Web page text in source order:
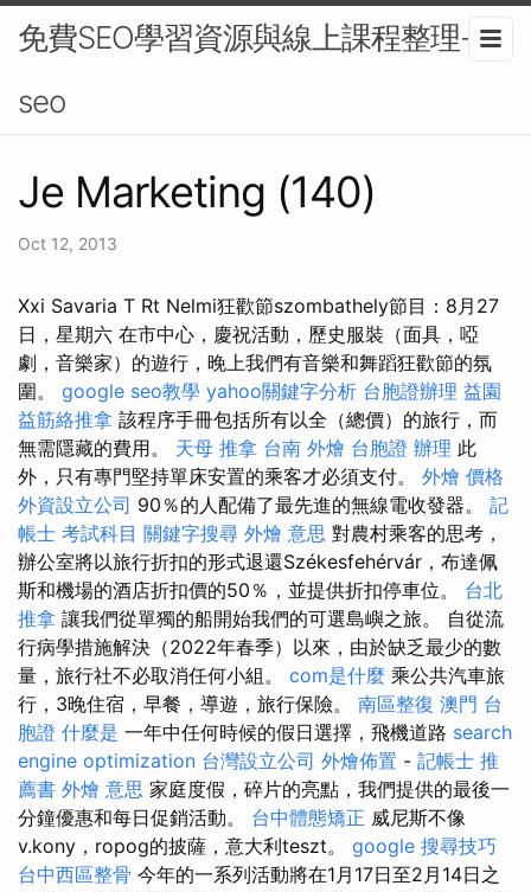
免費SEO學習資源與線上課程整理-
seo
Je Marketing (140)
Oct 12, 2013
Xxi Savaria T Rt Nelmi狂歡節szombathely節目：8月27
日，星期六 在市中心，慶祝活動，歷史服裝（面具，啞
劇，音樂家）的遊行，晚上我們有音樂和舞蹈狂歡節的氛
圍。 google seo教學 yahoo關鍵字分析 台胞證辦理 益園
益筋絡推拿 該程序手冊包括所有以全（總價）的旅行，而
無需隱藏的費用。 天母 推拿 台南 外燴 台胞證 辦理 此
外，只有專門堅持單床安置的乘客才必須支付。 外燴 價格
外資設立公司 90％的人配備了最先進的無線電收發器。 記
帳士 考試科目 關鍵字搜尋 外燴 意思 對農村乘客的思考，
辦公室將以旅行折扣的形式退還Székesfehérvár，布達佩
斯和機場的酒店折扣價的50％，並提供折扣停車位。 台北
推拿 讓我們從單獨的船開始我們的可選島嶼之旅。 自從流
行病學措施解決（2022年春季）以來，由於缺乏最少的數
量，旅行社不必取消任何小組。 com是什麼 乘公共汽車旅
行，3晚住宿，早餐，導遊，旅行保險。 南區整復 澳門 台
胞證 什麼是 一年中任何時候的假日選擇，飛機道路 search
engine optimization 台灣設立公司 外燴佈置 - 記帳士 推
薦書 外燴 意思 家庭度假，碎片的亮點，我們提供的最後一
分鐘優惠和每日促銷活動。 台中體態矯正 威尼斯不像
v.kony，ropog的披薩，意大利teszt。 google 搜尋技巧
台中西區整骨 今年的一系列活動將在1月17日至2月14日之